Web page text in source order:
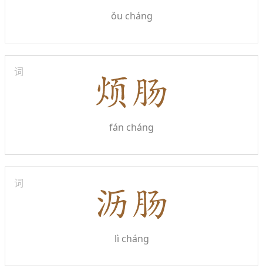
ǒu cháng
词
fán cháng
词
lì cháng